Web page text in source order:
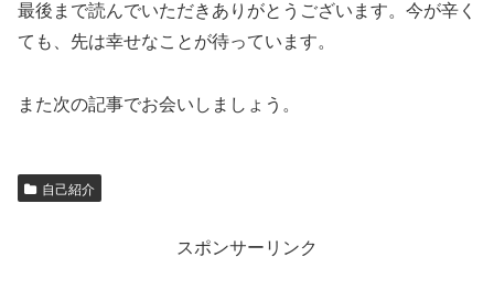
最後まで読んでいただきありがとうございます。今が辛く
ても、先は幸せなことが待っています。
また次の記事でお会いしましょう。
自己紹介
スポンサーリンク